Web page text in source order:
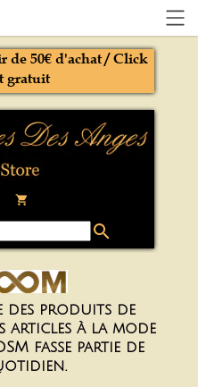
local_grocery_store
de 50€ d'achat / Click
gratuit
search
des produits de
articles à la mode
fasse partie de